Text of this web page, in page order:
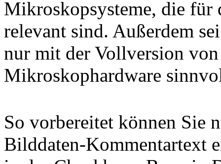
Mikroskopsysteme, die
relevant sind. Außerdem
nur mit der Vollversion
Mikroskophardware
So vorbereitet können Sie
Bilddaten-Kommentartext